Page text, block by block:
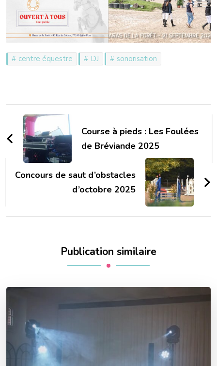
centre équestre DJ sonorisation
Navigation
d'article
Course à pieds : Les Foulées
de Bréviande 2025
Concours de saut d’obstacles
d’octobre 2025
Publication similaire